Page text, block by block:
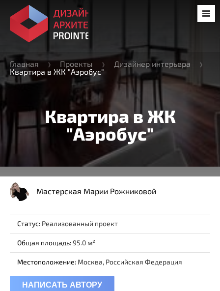
Главная Проекты
Дизайнер интерьера
Квартира в ЖК "Аэробус"
Квартира в ЖК
"Аэробус"
Мастерская Марии Рожниковой
Статус: Реализованный проект
Общая площадь:95.0
Местоположение: Москва, Российская Федерация
НАПИСАТЬ АВТОРУ